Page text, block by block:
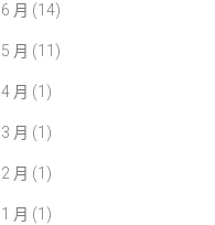
6 月 (14)
5 月 (11)
4 月 (1)
3 月 (1)
2 月 (1)
1 月 (1)